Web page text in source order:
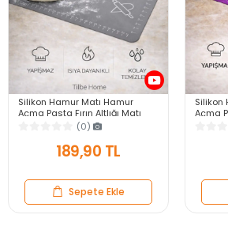
Silikon Hamur Matı Hamur
Açma Pasta Fırın Altlığı Matı
Ölçülü Hamur Yoğurma Gri
Büyük Boy 65X45
(0)
189,90 TL
Sepete Ekle
Silikon
Açma
Büyük